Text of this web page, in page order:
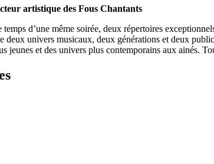
artistique des Fous Chantants
d’une même soirée, deux répertoires
deux univers musicaux, deux générations et deux
jeunes et des univers plus contemporains aux ainés.